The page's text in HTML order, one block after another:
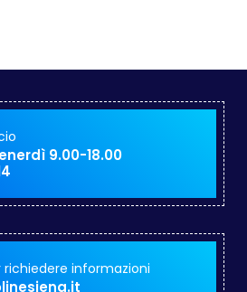
9.00-18.00
richiedere informazioni